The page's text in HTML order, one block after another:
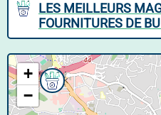
LES MEILLEURS
FOURNITURES DE
+
−